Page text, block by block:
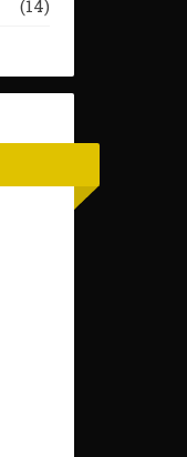
(14)